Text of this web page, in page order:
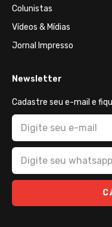
Colunistas
Vídeos & Mídias
Jornal Impresso
Newsletter
Cadastre seu e-mail e